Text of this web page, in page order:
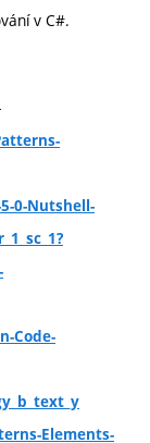
v C#.
0-Nutshell-
Code-
Elements-